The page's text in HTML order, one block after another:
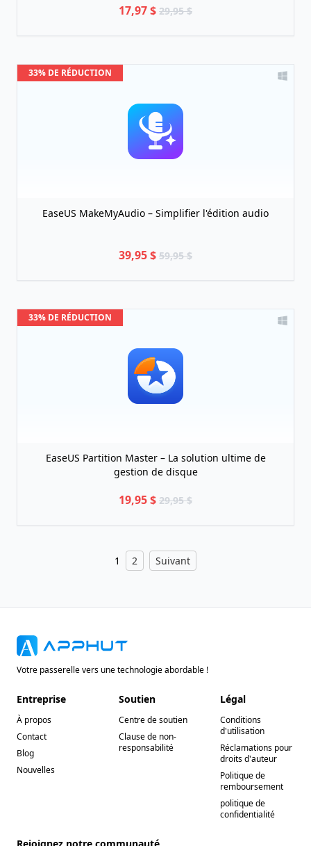
17,97 $ 29,95 $
33% DE RÉDUCTION
EaseUS MakeMyAudio – Simplifier l'édition audio
39,95 $ 59,95 $
33% DE RÉDUCTION
EaseUS Partition Master – La solution ultime de
gestion de disque
19,95 $ 29,95 $
1 2 Suivant
Votre passerelle vers une technologie abordable !
Entreprise
À propos
Contact
Blog
Nouvelles
Soutien
Centre de soutien
Clause de non-
responsabilité
Légal
Conditions
d'utilisation
Réclamations pour
droits d'auteur
Politique de
remboursement
politique de
confidentialité